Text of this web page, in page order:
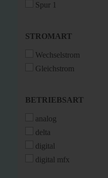
Spur 1
STROMART
STROMART
Wechselstrom
Gleichstrom
BETRIEBSART
BETRIEBSART
analog
delta
digital
digital mfx